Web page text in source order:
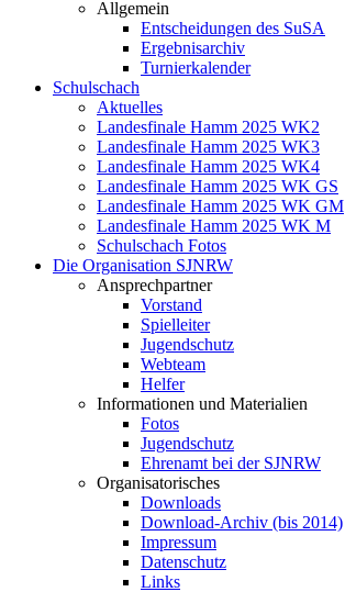
Allgemein
Entscheidungen des SuSA
Ergebnisarchiv
Turnierkalender
Schulschach
Aktuelles
Landesfinale Hamm 2025 WK2
Landesfinale Hamm 2025 WK3
Landesfinale Hamm 2025 WK4
Landesfinale Hamm 2025 WK GS
Landesfinale Hamm 2025 WK GM
Landesfinale Hamm 2025 WK M
Schulschach Fotos
Die Organisation SJNRW
Ansprechpartner
Vorstand
Spielleiter
Jugendschutz
Webteam
Helfer
Informationen und Materialien
Fotos
Jugendschutz
Ehrenamt bei der SJNRW
Organisatorisches
Downloads
Download-Archiv (bis 2014)
Impressum
Datenschutz
Links